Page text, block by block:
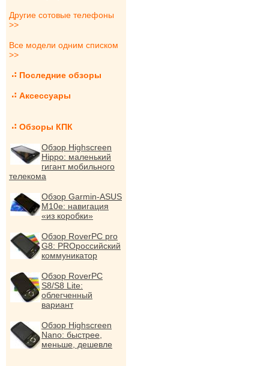
Другие сотовые телефоны
>>
Все модели одним списком
>>
Последние обзоры
Аксессуары
Обзоры КПК
Обзор Highscreen
Hippo: маленький
гигант мобильного
телекома
Обзор Garmin-ASUS
M10e: навигация
«из коробки»
Обзор RoverPC pro
G8: PROроссийский
коммуникатор
Обзор RoverPC
S8/S8 Lite:
облегченный
вариант
Обзор Highscreen
Nano: быстрее,
меньше, дешевле